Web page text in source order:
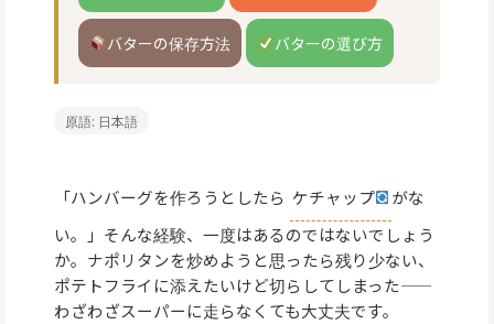
バターの保存方法 バターの選び方
原語: 日本語
「ハンバーグを作ろうとしたら ケチャップ
がな
い。」そんな経験、一度はあるのではないでしょう
か。ナポリタンを炒めようと思ったら残り少ない、
ポテトフライに添えたいけど切らしてしまった——
わざわざスーパーに走らなくても大丈夫です。